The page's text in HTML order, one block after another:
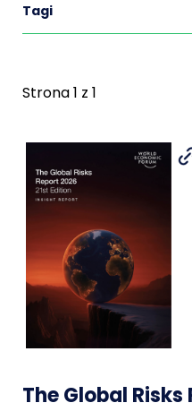
Tagi
Strona1 z 1
The Global Risks